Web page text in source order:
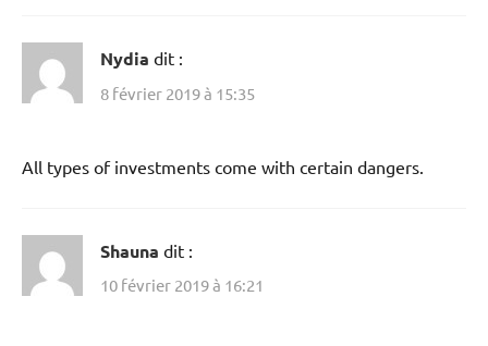
Nydia dit :
8 février 2019 à 15:35
All types of investments come with certain dangers.
Shauna dit :
10 février 2019 à 16:21